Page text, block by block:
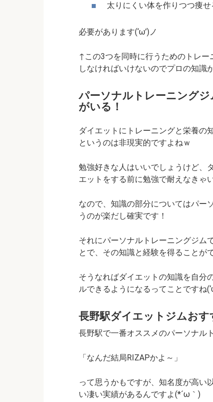
太りにくい体を作りつつ痩せ
必要があります(‘ω’)ノ
↑この3つを同時に行うためのトレ
しなければいけないのでプロの知識
パーソナルトレーニング
がいる！
ダイエットにトレーニングと栄養の
というのは非現実的ですよねｗ
勉強好きな人はいいでしょうけど、
エットをする前に勉強で耐えなきゃ
なので、知識の部分についてはパー
うのが楽だし確実です！
それにパーソナルトレーニングジム
とで、その知識と経験を得ることが
そうなればダイエットの知識を自分
ルできるようになるってことですね
長野駅ダイエットジムおす
長野駅で一番オススメのパーソナル
「なんだ結局RIZAPかよ～」
って思うかもですが、知名度が高い
い凄い実績があるんですよ(*´ω｀)